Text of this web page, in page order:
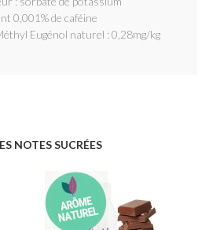
0,001% de caféine
Eugénol naturel : 0,28mg/kg
NOTES SUCRÉES